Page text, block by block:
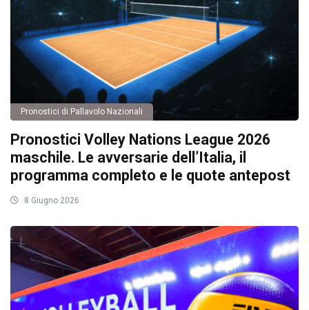
Pronostici di Pallavolo Nazionali
Pronostici Volley Nations League 2026
maschile. Le avversarie dell’Italia, il
programma completo e le quote antepost
8 Giugno 2026